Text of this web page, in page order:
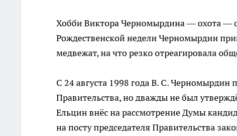
Хобби Виктора Черномырдина — охота —
Рождественской недели Черномырдин
медвежат, на что резко отреагировала
C 24 августа 1998 года В. С. Черномырдин
Правительства, но дважды не был
Ельцин внёс на рассмотрение Думы
на посту председателя Правительства